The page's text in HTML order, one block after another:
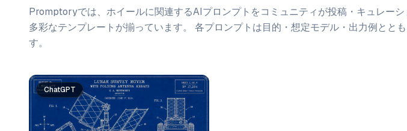
Promptoryでは、 ホイールに関連するAIプロンプトをコミュニティが投稿・キュレーシ
多彩なテンプレートが揃っています。 各プロンプトは目的・想定モデル・出力例と
す。
プロンプト一覧
ChatGPT